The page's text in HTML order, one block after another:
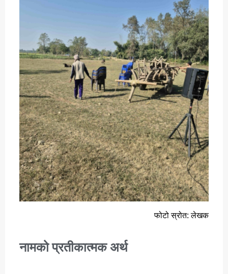
फोटो स्रोत: लेखक
नामको प्रतीकात्मक अर्थ